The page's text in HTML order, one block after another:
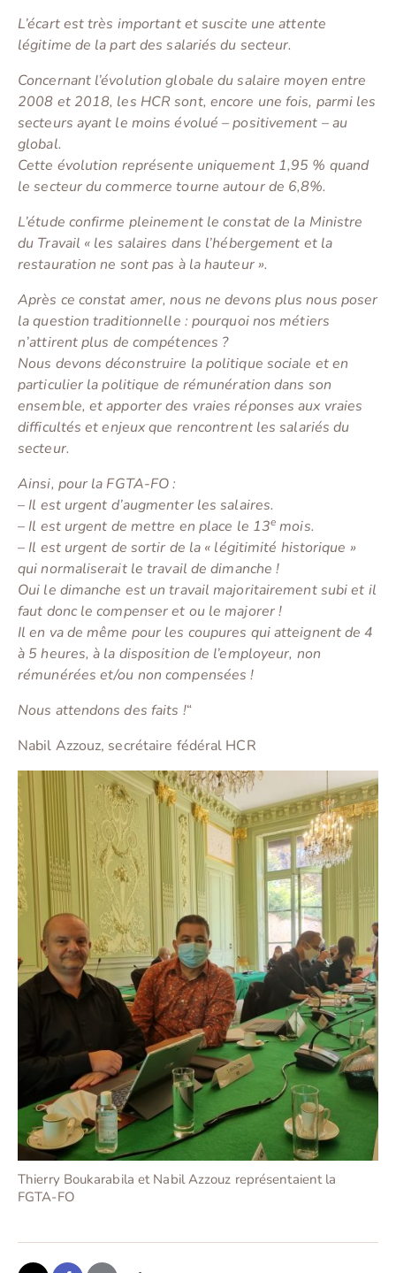
L’écart est très important et suscite une attente
légitime de la part des salariés du secteur.
Concernant l’évolution globale du salaire moyen entre
2008 et 2018, les HCR sont, encore une fois, parmi les
secteurs ayant le moins évolué – positivement – au
global.
Cette évolution représente uniquement 1,95 % quand
le secteur du commerce tourne autour de 6,8%.
L’étude confirme pleinement le constat de la Ministre
du Travail « les salaires dans l’hébergement et la
restauration ne sont pas à la hauteur ».
Après ce constat amer, nous ne devons plus nous poser
la question traditionnelle : pourquoi nos métiers
n’attirent plus de compétences ?
Nous devons déconstruire la politique sociale et en
particulier la politique de rémunération dans son
ensemble, et apporter des vraies réponses aux vraies
difficultés et enjeux que rencontrent les salariés du
secteur.
Ainsi, pour la FGTA-FO :
– Il est urgent d’augmenter les salaires.
– Il est urgent de mettre en place le 13e mois.
– Il est urgent de sortir de la « légitimité historique »
qui normaliserait le travail de dimanche !
Oui le dimanche est un travail majoritairement subi et il
faut donc le compenser et ou le majorer !
Il en va de même pour les coupures qui atteignent de 4
à 5 heures, à la disposition de l’employeur, non
rémunérées et/ou non compensées !
Nous attendons des faits !“
Nabil Azzouz, secrétaire fédéral HCR
Thierry Boukarabila et Nabil Azzouz représentaient la
FGTA-FO